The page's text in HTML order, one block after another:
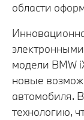
области
модели BMW
новые
автомобиля.
технологию,